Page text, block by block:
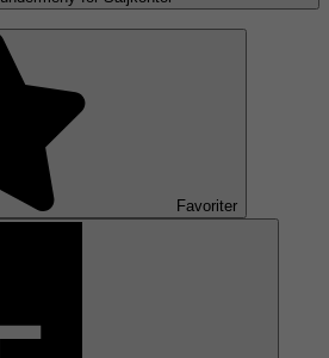
Favoriter